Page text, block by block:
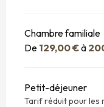
Chambre familiale
De 129,00 €à
Petit-déjeuner
Tarif réduit pour les